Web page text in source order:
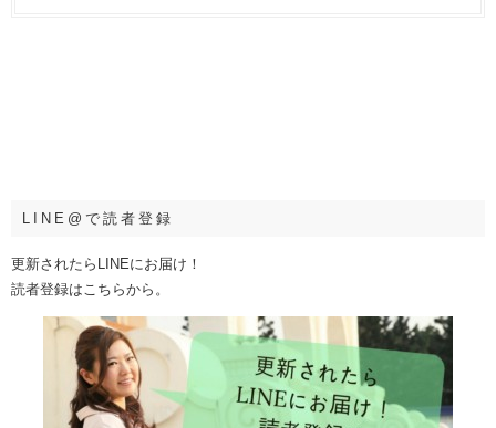
LINE@で読者登録
更新されたらLINEにお届け！
読者登録はこちらから。